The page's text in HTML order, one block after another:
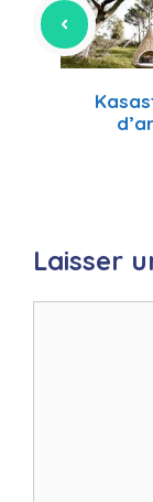
Laisser